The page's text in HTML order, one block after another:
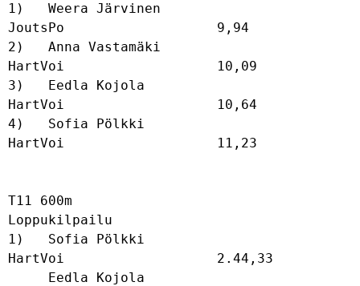
1)   Weera Järvinen
JoutsPo                   9,94
2)   Anna Vastamäki
HartVoi                   10,09
3)   Eedla Kojola
HartVoi                   10,64
4)   Sofia Pölkki
HartVoi                   11,23
T11 600m
Loppukilpailu
1)   Sofia Pölkki
HartVoi                   2.44,33